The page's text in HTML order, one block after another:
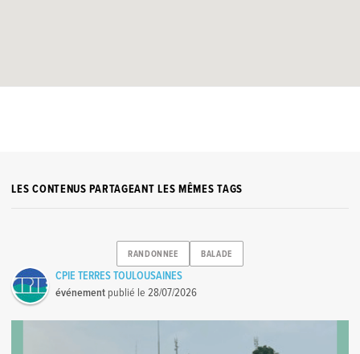
LES CONTENUS PARTAGEANT LES MÊMES TAGS
RANDONNEE BALADE
CPIE TERRES TOULOUSAINES
événement publié le28/07/2026